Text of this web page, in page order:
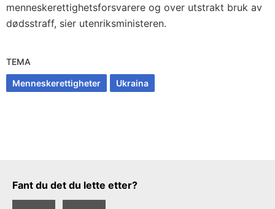
menneskerettighetsforsvarere og over utstrakt bruk av
dødsstraff, sier utenriksministeren.
TEMA
Menneskerettigheter Ukraina
Tilbakemeldingsskjema
Fant du det du lette etter?